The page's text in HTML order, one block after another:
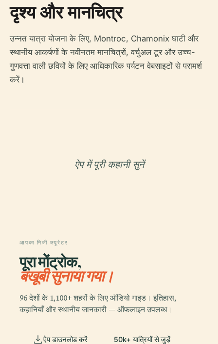
दृश्य और मानचित्र
उन्नत यात्रा योजना के लिए, Montroc, Chamonix घाटी और
स्थानीय आकर्षणों के नवीनतम मानचित्रों, वर्चुअल टूर और उच्च-
गुणवत्ता वाली छवियों के लिए आधिकारिक पर्यटन वेबसाइटों से परामर्श
करें।
ऐप में पूरी कहानी सुनें
आपका निजी क्यूरेटर
पूरा मोंट्रोक,
बखूबी सुनाया गया।
96 देशों के 1,100+ शहरों के लिए ऑडियो गाइड। इतिहास,
कहानियाँ और स्थानीय जानकारी — ऑफलाइन उपलब्ध।
ऐप डाउनलोड करें 50k+ यात्रियों से जुड़ें